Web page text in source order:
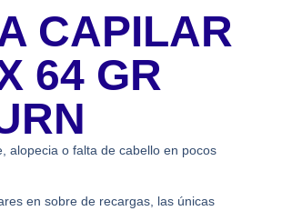
CAPILAR
64 GR
alopecia o falta de cabello en pocos
en sobre de recargas, las únicas